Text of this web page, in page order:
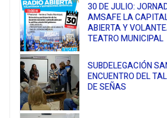
30 DE JULIO:
AMSAFE LA
ABIERTA Y
TEATRO MUNICIPAL
SUBDELEGACIÓN
ENCUENTRO DEL
DE SEÑAS